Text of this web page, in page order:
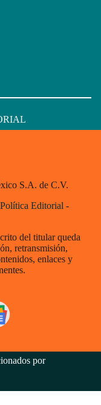
S.A. de C.V.
Política Editorial -
del titular queda
retransmisión,
enlaces y
por